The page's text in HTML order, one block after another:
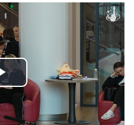
Play
Video